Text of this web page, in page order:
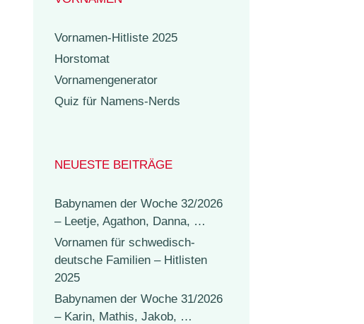
Vornamen-Hitliste 2025
Horstomat
Vornamengenerator
Quiz für Namens-Nerds
NEUESTE BEITRÄGE
Babynamen der Woche 32/2026
– Leetje, Agathon, Danna, …
Vornamen für schwedisch-
deutsche Familien – Hitlisten
2025
Babynamen der Woche 31/2026
– Karin, Mathis, Jakob, …